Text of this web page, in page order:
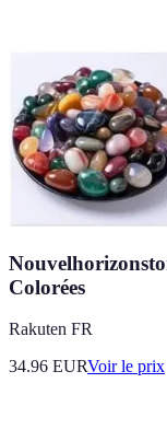
Colorées
Rakuten FR
34.96 EURVoir le prix